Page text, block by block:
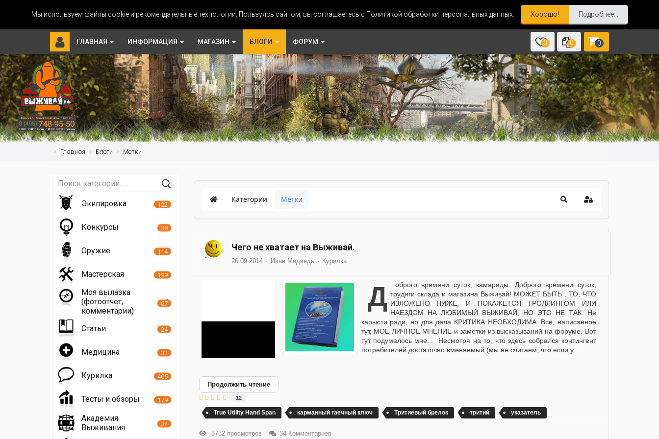
Мы используем файлы cookie и рекомендательные технологии. Пользуясь сайтом, вы соглашаетесь с Политикой обработки персональных данных. Хорошо! Подробнее...
ГЛАВНАЯ ИНФОРМАЦИЯ МАГАЗИН БЛОГИ ФОРУМ 0 0 0
Главная Блоги Метки
Категории Метки
Чего не хватает на Выживай.
26.09.2014 Иван Медведь Курилка
Доброго времени суток, камарады. Доброго времени суток, трудяги склада и магазина Выживай! МОЖЕТ БЫТЬ , ТО, ЧТО
ИЗЛОЖЕНО НИЖЕ, И ПОКАЖЕТСЯ ТРОЛЛИНГОМ ИЛИ
НАЕЗДОМ НА ЛЮБИМЫЙ ВЫЖИВАЙ, НО ЭТО НЕ ТАК. Не
карысти ради, но для дела КРИТИКА НЕОБХОДИМА. Всё, написанное
тут, МОЁ ЛИЧНОЕ МНЕНИЕ и заметки из высказываний на форуме. Вот
тут подумалось мне... Несмотря на то, что здесь собрался контингент
потребителей достаточно вменяемый (мы не считаем, что если у...
Продолжить чтение
12
True Utility Hand Span карманный гаечный ключ Тритиевый брелок тритий указатель
3732 просмотров 34 Комментариев
Экипировка 122
Конкурсы 38
Оружие 114
Мастерская 199
Моя вылазка
(фотоотчет,
комментарии)
67
Статьи 24
Медицина 32
Курилка 405
Тесты и обзоры 179
Академия
Выживания
34